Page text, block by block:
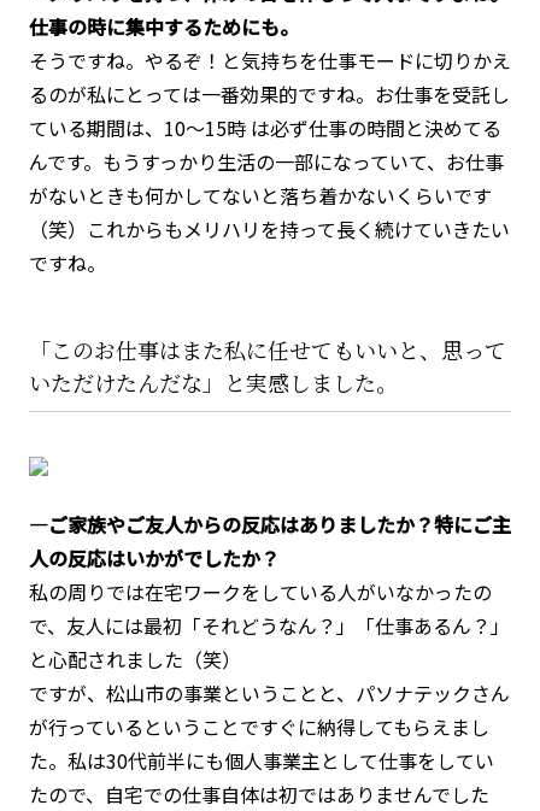
仕事の時に集中するためにも。
そうですね。やるぞ！と気持ちを仕事モードに切りかえ
るのが私にとっては一番効果的ですね。お仕事を受託し
ている期間は、10～15時 は必ず仕事の時間と決めてる
んです。もうすっかり生活の一部になっていて、お仕事
がないときも何かしてないと落ち着かないくらいです
（笑）これからもメリハリを持って長く続けていきたい
ですね。
「このお仕事はまた私に任せてもいいと、思って
いただけたんだな」と実感しました。
―ご家族やご友人からの反応はありましたか？特にご主
人の反応はいかがでしたか？
私の周りでは在宅ワークをしている人がいなかったの
で、友人には最初「それどうなん？」「仕事あるん？」
と心配されました（笑）
ですが、松山市の事業ということと、パソナテックさん
が行っているということですぐに納得してもらえまし
た。私は30代前半にも個人事業主として仕事をしてい
たので、自宅での仕事自体は初ではありませんでした